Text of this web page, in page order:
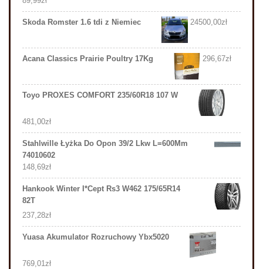
Skoda Romster 1.6 tdi z Niemiec 24500,00zł
Acana Classics Prairie Poultry 17Kg 296,67zł
Toyo PROXES COMFORT 235/60R18 107 W
481,00zł
Stahlwille Łyżka Do Opon 39/2 Lkw L=600Mm
74010602
148,69zł
Hankook Winter I*Cept Rs3 W462 175/65R14
82T
237,28zł
Yuasa Akumulator Rozruchowy Ybx5020
769,01zł